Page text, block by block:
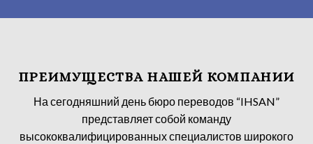
ПРЕИМУЩЕСТВА НАШЕЙ КОМПАНИИ
На сегодняшний день бюро переводов “IHSAN”
представляет собой команду
высококвалифицированных специалистов широкого